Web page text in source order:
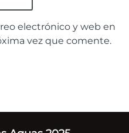
electrónico y web en
vez que comente.